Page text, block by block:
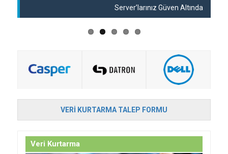
Server’larınız Güven Altında
VERI KURTARMA TALEP FORMU
Veri Kurtarma